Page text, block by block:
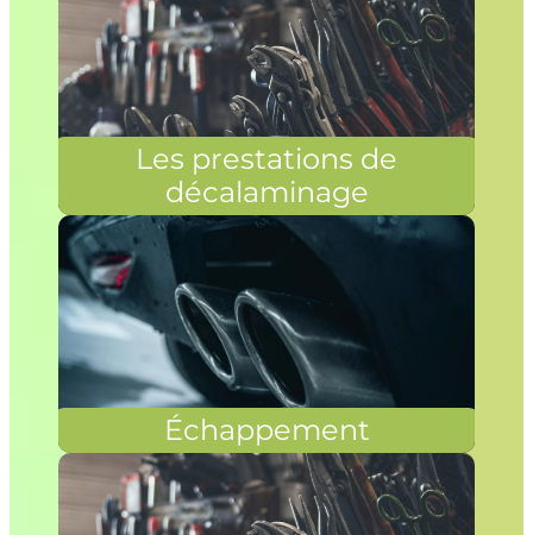
Les prestations de
décalaminage
Échappement